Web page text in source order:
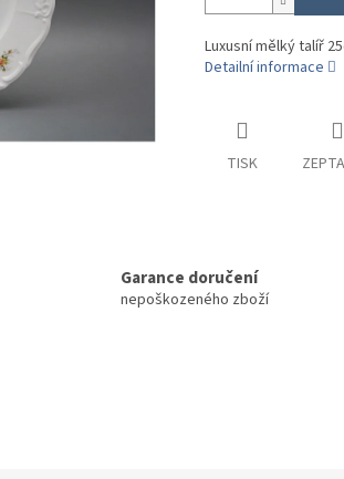
Luxusní mělký talíř
Detailní informace
TISK
Garance doručení
nepoškozeného zboží